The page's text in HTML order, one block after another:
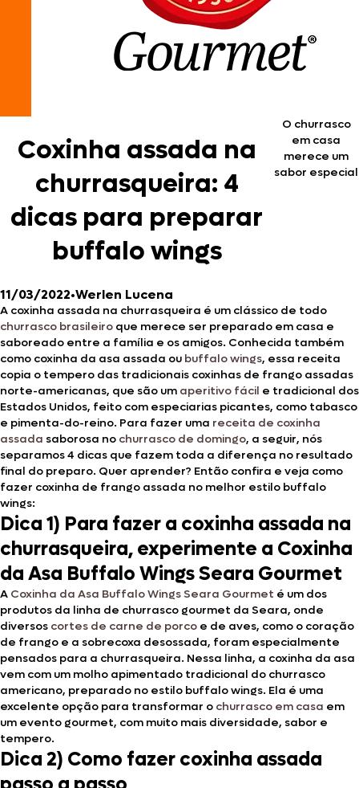
Coxinha assada na
churrasqueira: 4
dicas para preparar
buffalo wings
O churrasco
em casa
merece um
sabor especial
11/03/2022•Werlen Lucena
A coxinha assada na churrasqueira é um clássico de todo
churrasco brasileiro que merece ser preparado em casa e
saboreado entre a família e os amigos. Conhecida também
como coxinha da asa assada ou buffalo wings, essa receita
copia o tempero das tradicionais coxinhas de frango assadas
norte-americanas, que são um aperitivo fácil e tradicional dos
Estados Unidos, feito com especiarias picantes, como tabasco
e pimenta-do-reino. Para fazer uma receita de coxinha
assada saborosa no churrasco de domingo, a seguir, nós
separamos 4 dicas que fazem toda a diferença no resultado
final do preparo. Quer aprender? Então confira e veja como
fazer coxinha de frango assada no melhor estilo buffalo
wings:
Dica 1) Para fazer a coxinha assada na
churrasqueira, experimente a Coxinha
da Asa Buffalo Wings Seara Gourmet
A Coxinha da Asa Buffalo Wings Seara Gourmet é um dos
produtos da linha de churrasco gourmet da Seara, onde
diversos cortes de carne de porco e de aves, como o coração
de frango e a sobrecoxa desossada, foram especialmente
pensados para a churrasqueira. Nessa linha, a coxinha da asa
vem com um molho apimentado tradicional do churrasco
americano, preparado no estilo buffalo wings. Ela é uma
excelente opção para transformar o churrasco em casa em
um evento gourmet, com muito mais diversidade, sabor e
tempero.
Dica 2) Como fazer coxinha assada